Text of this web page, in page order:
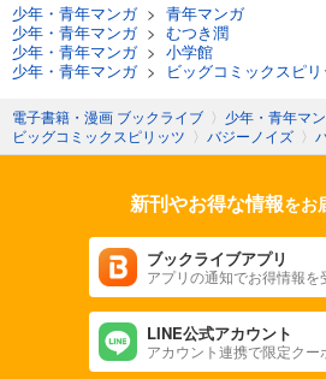
少年・青年マンガ> 青年マンガ
少年・青年マンガ> むつき潤
少年・青年マンガ> 小学館
少年・青年マンガ> ビッグコミックスピリ
電子書籍・漫画 ブックライブ 〉 少年・青年マ
ビッグコミックスピリッツ 〉 バジーノイズ 〉
新刊やお得な情報をお
ブックライブアプリ
アプリの通知でお得情報を
LINE公式アカウント
アカウント連携で限定クー